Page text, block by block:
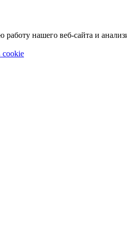
нашего веб-сайта и
cookie